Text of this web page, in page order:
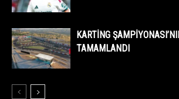
KARTİNG
TAMAMLANDI